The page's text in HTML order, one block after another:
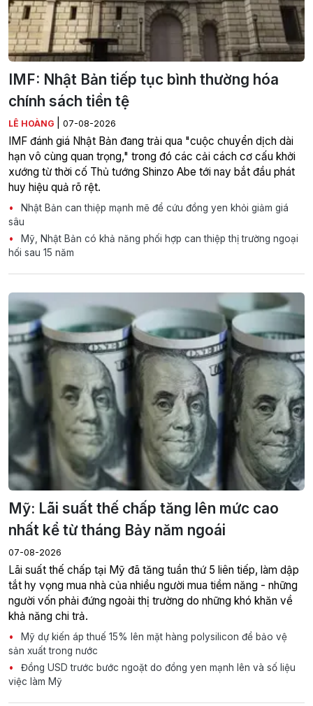
IMF: Nhật Bản tiếp tục bình thường hóa
chính sách tiền tệ
LÊ HOÀNG 07-08-2026
IMF đánh giá Nhật Bản đang trải qua "cuộc chuyển dịch dài
hạn vô cùng quan trọng," trong đó các cải cách cơ cấu khởi
xướng từ thời cố Thủ tướng Shinzo Abe tới nay bắt đầu phát
huy hiệu quả rõ rệt.
Nhật Bản can thiệp mạnh mẽ để cứu đồng yen khỏi giảm giá
sâu
Mỹ, Nhật Bản có khả năng phối hợp can thiệp thị trường ngoại
hối sau 15 năm
Mỹ: Lãi suất thế chấp tăng lên mức cao
nhất kể từ tháng Bảy năm ngoái
07-08-2026
Lãi suất thế chấp tại Mỹ đã tăng tuần thứ 5 liên tiếp, làm dập
tắt hy vọng mua nhà của nhiều người mua tiềm năng - những
người vốn phải đứng ngoài thị trường do những khó khăn về
khả năng chi trả.
Mỹ dự kiến áp thuế 15% lên mặt hàng polysilicon để bảo vệ
sản xuất trong nước
Đồng USD trước bước ngoặt do đồng yen mạnh lên và số liệu
việc làm Mỹ